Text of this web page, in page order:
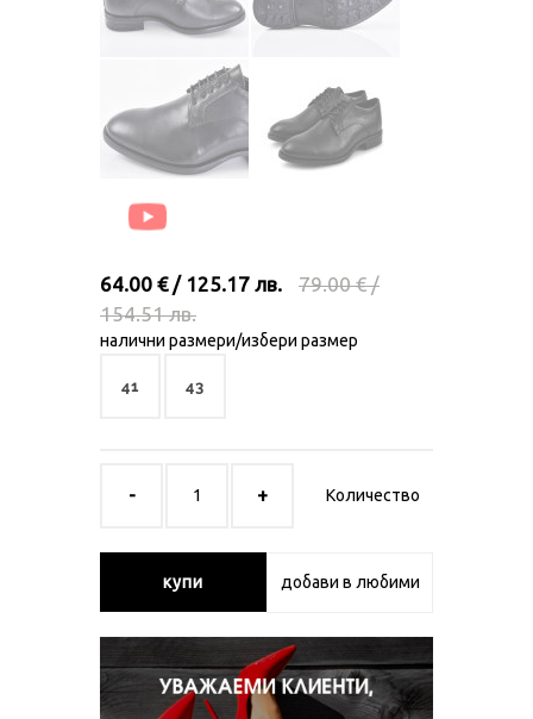
64.00 € / 125.17 лв.
79.00 € /
154.51 лв.
налични размери/избери размер
41 43
Количество
купи добави в любими